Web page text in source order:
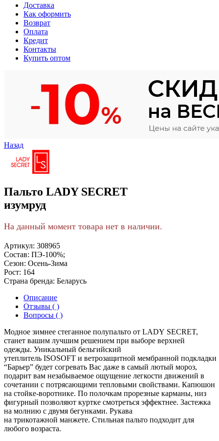
Доставка
Как оформить
Возврат
Оплата
Кредит
Контакты
Купить оптом
Назад
Пальто LADY SECRET
изумруд
На данный момент товара нет в наличии.
Артикул: 308965
Состав: ПЭ-100%;
Сезон: Осень-Зима
Рост: 164
Страна бренда: Беларусь
Описание
Отзывы ( )
Вопросы ( )
Модное зимнее стеганное полупальто от LADY SECRET,
станет вашим лучшим решением при выборе верхней
одежды. Уникальный бельгийский
утеплитель ISOSOFT и ветрозащитной мембранной подкладки
“Барьер” будет согревать Вас даже в самый лютый мороз,
подарит вам незабываемое ощущение легкости движений в
сочетании с потрясающими тепловыми свойствами. Капюшон
на стойке-воротнике. По полочкам прорезные карманы, низ
фигурный позволяют куртке смотреться эффектнее. Застежка
на молнию с двумя бегунками. Рукава
на трикотажной манжете. Стильная пальто подходит для
любого возраста.